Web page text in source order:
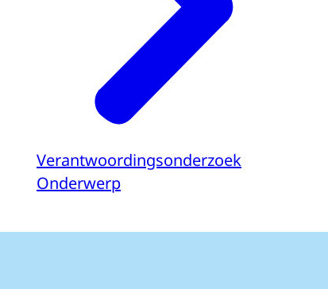
Verantwoordingsonderzoek
Onderwerp